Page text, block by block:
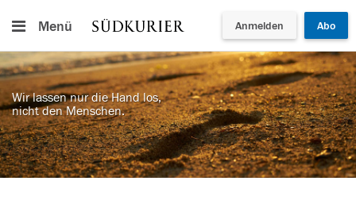
Menü Anmelden Abo
Wir lassen nur die Hand los,
nicht den Menschen.